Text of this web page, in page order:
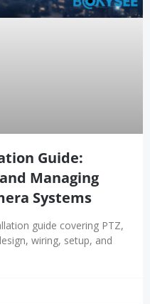
Guide:
Managing
Systems
guide covering PTZ,
wiring, setup, and